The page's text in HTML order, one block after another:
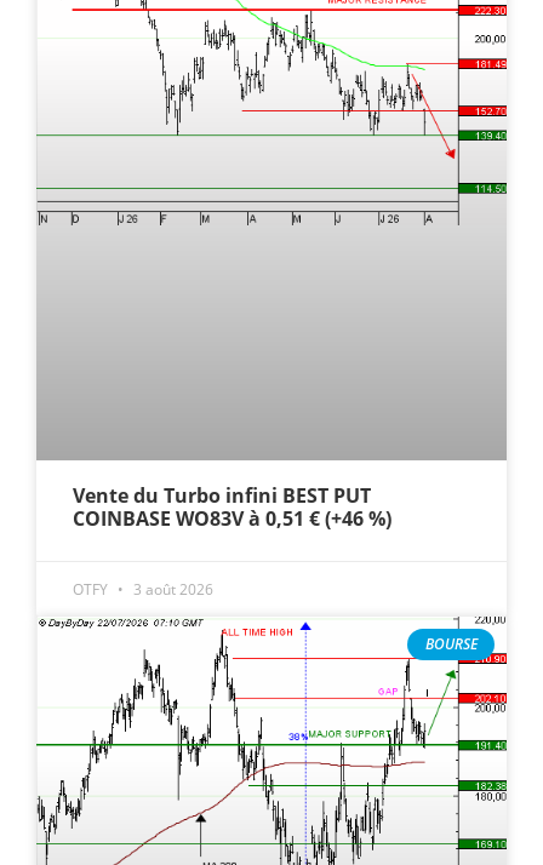
Vente du Turbo infini BEST PUT
COINBASE WO83V à 0,51 € (+46 %)
OTFY 3 août 2026
BOURSE